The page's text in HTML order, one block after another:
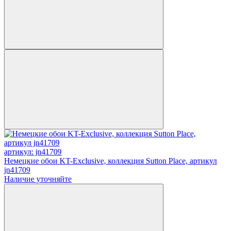
артикул: jn41709
Немецкие обои KT-Exclusive, коллекция Sutton Place, артикул
jn41709
Наличие уточняйте